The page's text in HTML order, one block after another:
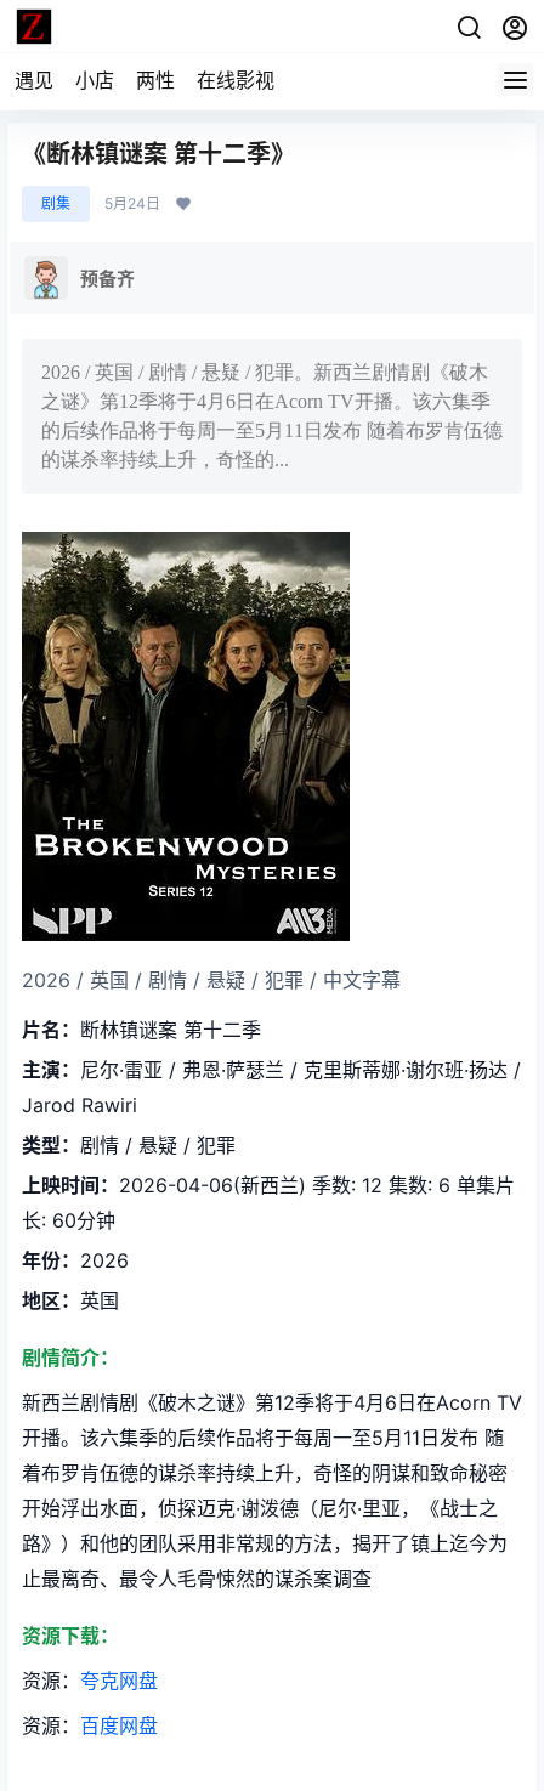
遇见 小店 两性 在线影视
《断林镇谜案 第十二季》
剧集 5月24日
预备齐
2026 / 英国 / 剧情 / 悬疑 / 犯罪。新西兰剧情剧《破木
之谜》第12季将于4月6日在Acorn TV开播。该六集季
的后续作品将于每周一至5月11日发布 随着布罗肯伍德
的谋杀率持续上升，奇怪的...
2026 / 英国 / 剧情 / 悬疑 / 犯罪 / 中文字幕
片名： 断林镇谜案 第十二季
主演： 尼尔·雷亚 / 弗恩·萨瑟兰 / 克里斯蒂娜·谢尔班·扬达 /
Jarod Rawiri
类型： 剧情 / 悬疑 / 犯罪
上映时间： 2026-04-06(新西兰) 季数: 12 集数: 6 单集片
长: 60分钟
年份： 2026
地区： 英国
剧情简介：
新西兰剧情剧《破木之谜》第12季将于4月6日在Acorn TV
开播。该六集季的后续作品将于每周一至5月11日发布 随
着布罗肯伍德的谋杀率持续上升，奇怪的阴谋和致命秘密
开始浮出水面，侦探迈克·谢泼德（尼尔·里亚，《战士之
路》）和他的团队采用非常规的方法，揭开了镇上迄今为
止最离奇、最令人毛骨悚然的谋杀案调查
资源下载：
资源： 夸克网盘
资源： 百度网盘